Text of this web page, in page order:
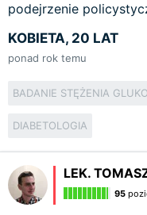
podejrzenie
KOBIETA, 20 LAT
ponad rok temu
BADANIE STĘŻENIA
DIABETOLOGIA
LEK.
95